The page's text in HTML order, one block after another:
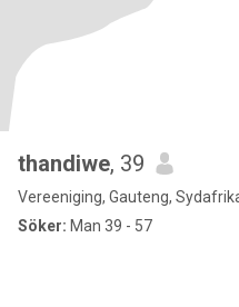
thandiwe, 39
Vereeniging, Gauteng,
Söker: Man 39 - 57